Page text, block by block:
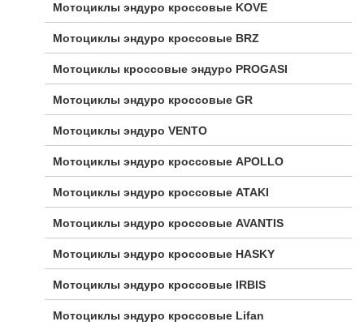
Мотоциклы эндуро кроссовые KOVE
Мотоциклы эндуро кроссовые BRZ
Мотоциклы кроссовые эндуро PROGASI
Мотоциклы эндуро кроссовые GR
Мотоциклы эндуро VENTO
Мотоциклы эндуро кроссовые APOLLO
Мотоциклы эндуро кроссовые ATAKI
Мотоциклы эндуро кроссовые AVANTIS
Мотоциклы эндуро кроссовые HASKY
Мотоциклы эндуро кроссовые IRBIS
Мотоциклы эндуро кроссовые Lifan